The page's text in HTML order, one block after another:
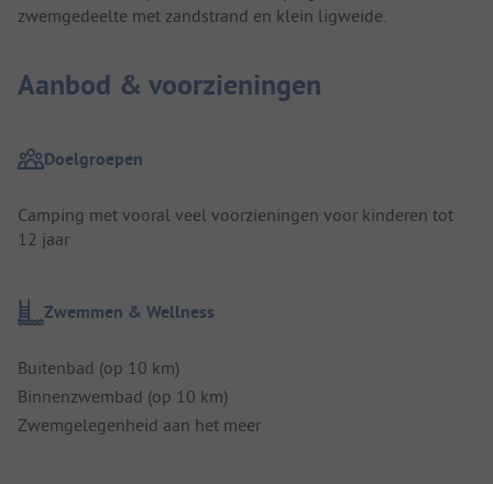
zwemgedeelte met zandstrand en klein ligweide.
Aanbod & voorzieningen
Doelgroepen
Camping met vooral veel voorzieningen voor kinderen tot
12 jaar
Zwemmen & Wellness
Buitenbad (op 10 km)
Binnenzwembad (op 10 km)
Zwemgelegenheid aan het meer